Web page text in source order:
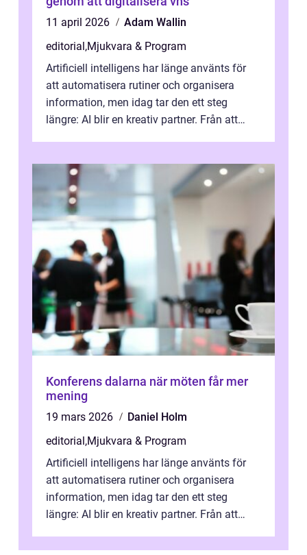
11 april 2026
Adam Wallin
editorial,Mjukvara & Program
Artificiell intelligens har länge använts för
att automatisera rutiner och organisera
information, men idag tar den ett steg
längre: AI blir en kreativ partner. Från att
Konferens dalarna när möten får mer
mening
19 mars 2026
Daniel Holm
editorial,Mjukvara & Program
Artificiell intelligens har länge använts för
att automatisera rutiner och organisera
information, men idag tar den ett steg
längre: AI blir en kreativ partner. Från att